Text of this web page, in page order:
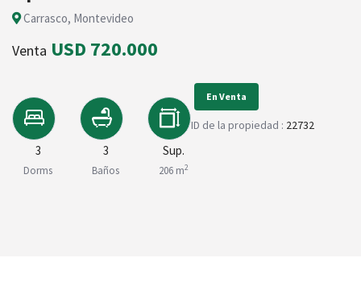
Carrasco, Montevideo
Venta USD 720.000
3
Dorms
3
Baños
Sup.
206 m2
En Venta
ID de la propiedad : 22732